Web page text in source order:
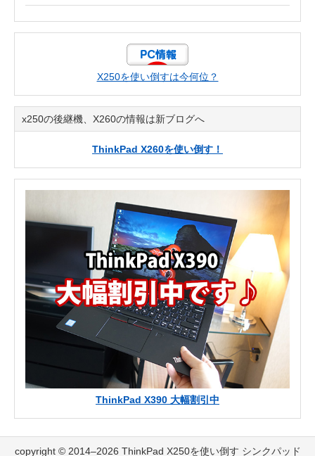
X250を使い倒すは今何位？
x250の後継機、X260の情報は新ブログへ
ThinkPad X260を使い倒す！
ThinkPad X390 大幅割引中
copyright © 2014–2026 ThinkPad X250を使い倒す シンクパッド